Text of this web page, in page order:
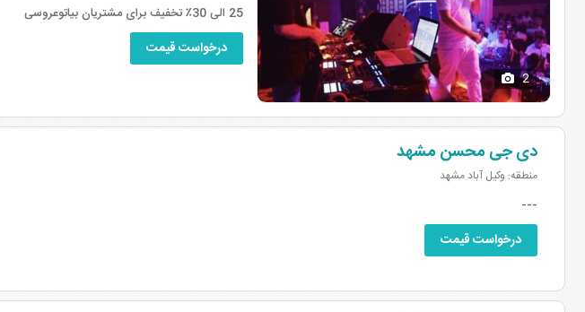
2
25 الی 30٪ تخفیف برای مشتریان بیاتوعروسی
درخواست قیمت
دی جی محسن مشهد
منطقه: وکیل آباد مشهد
---
درخواست قیمت